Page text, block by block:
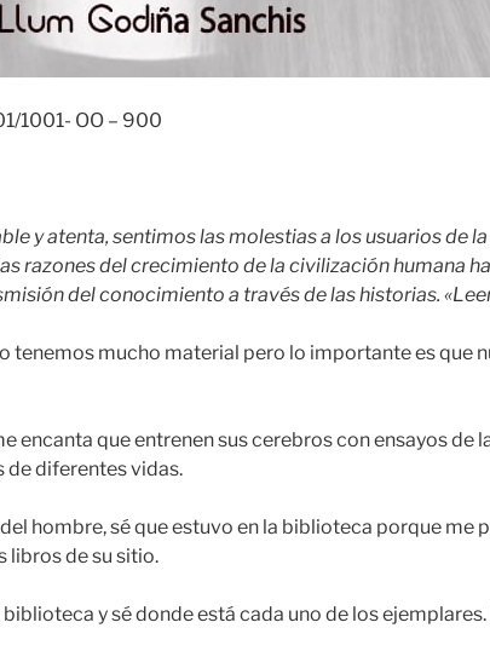
1001- OO – 900
y atenta, sentimos las molestias a los usuarios de
razones del crecimiento de la civilización humana
del conocimiento a través de las historias.
tenemos mucho material pero lo importante es que
encanta que entrenen sus cerebros con ensayos de
de diferentes vidas.
hombre, sé que estuvo en la biblioteca porque me
libros de su sitio.
y sé donde está cada uno de los